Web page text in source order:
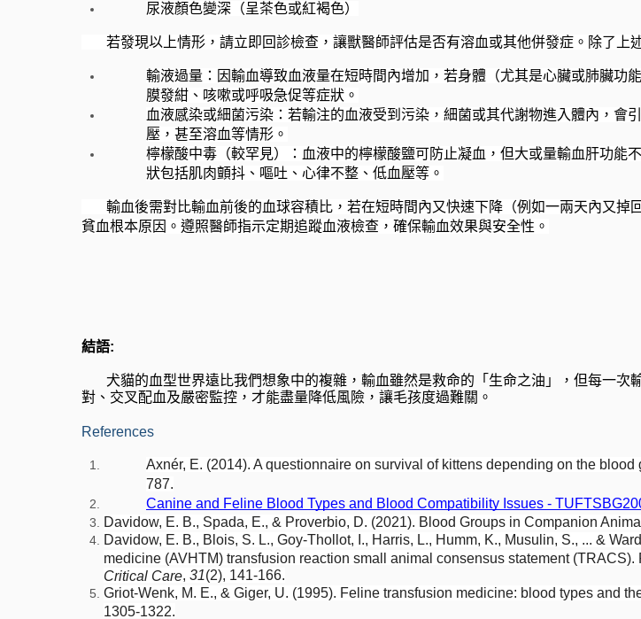
尿液顏色變深（呈茶色或紅褐色）
若發現以上情形，請立即回診檢查，讓獸醫師評估是否有溶血或其他併發症。除了上
輸液過量：因輸血導致血液量在短時間內增加，若身體（尤其是心臟或肺臟
膜發紺、咳嗽或呼吸急促等症狀。
血液感染或細菌污染：若輸注的血液受到污染，細菌或其代謝物進入體內，
壓，甚至溶血等情形。
檸檬酸中毒（較罕見）：血液中的檸檬酸鹽可防止凝血，但大或量輸血肝功
狀包括肌肉顫抖、嘔吐、心律不整、低血壓等。
輸血後需對比輸血前後的血球容積比，若在短時間內又快速下降（例如一兩天內又掉
貧血根本原因。遵照醫師指示定期追蹤血液檢查，確保輸血效果與安全性。
結語:
犬貓的血型世界遠比我們想象中的複雜，輸血雖然是救命的「生命之油」，但每一次
對、交叉配血及嚴密監控，才能盡量降低風險，讓毛孩度過難關。
References
Axnér, E. (2014). A questionnaire on survival of kittens depending on the blood
787.
Canine and Feline Blood Types and Blood Compatibility Issues -
Davidow, E. B., Spada, E., & Proverbio, D. (2021). Blood Groups in Companion
Davidow, E. B., Blois, S. L., Goy‐Thollot, I., Harris, L., Humm, K., Musulin, S., ... &
medicine (AVHTM) transfusion reaction small animal consensus statement
Critical Care, 31(2), 141-166.
Griot-Wenk, M. E., & Giger, U. (1995). Feline transfusion medicine: blood types and
1305-1322.